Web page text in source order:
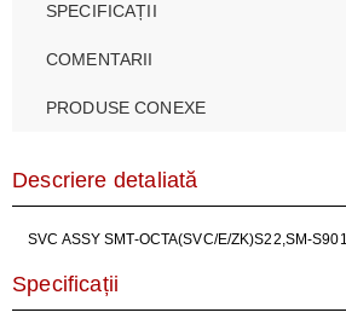
SPECIFICAȚII
COMENTARII
PRODUSE CONEXE
Descriere detaliată
SVC ASSY SMT-OCTA(SVC/E/ZK)S22,SM-
Specificații